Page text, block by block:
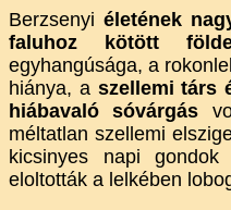
Berzsenyi életének
faluhoz kötött
egyhangúsága, a
hiánya, a szellemi társ
hiábavaló sóvárgás
méltatlan szellemi
kicsinyes napi gondok
eloltották a lelkében